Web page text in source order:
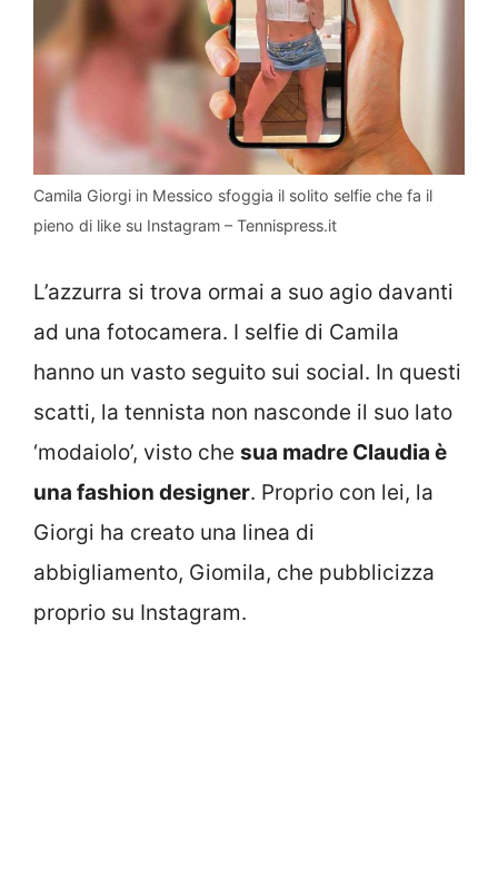
Camila Giorgi in Messico sfoggia il solito selfie che fa il
pieno di like su Instagram – Tennispress.it
L’azzurra si trova ormai a suo agio davanti
ad una fotocamera. I selfie di Camila
hanno un vasto seguito sui social. In questi
scatti, la tennista non nasconde il suo lato
‘modaiolo’, visto che sua madre Claudia è
una fashion designer. Proprio con lei, la
Giorgi ha creato una linea di
abbigliamento, Giomila, che pubblicizza
proprio su Instagram.